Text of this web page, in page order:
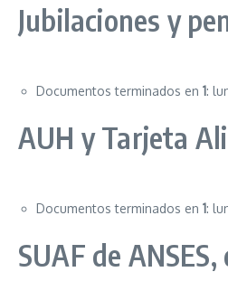
Jubilaciones y
Documentos terminados en 1:
AUH y Tarjeta
Documentos terminados en 1:
SUAF de